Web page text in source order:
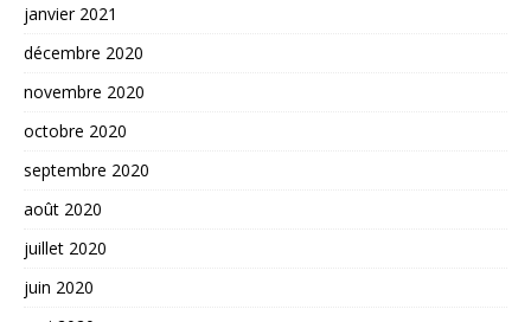
janvier 2021
décembre 2020
novembre 2020
octobre 2020
septembre 2020
août 2020
juillet 2020
juin 2020